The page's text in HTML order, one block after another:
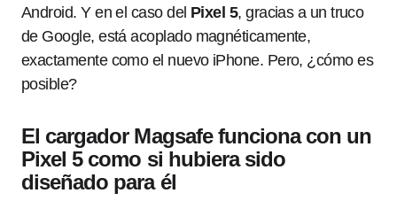
Android. Y en el caso del Pixel 5, gracias a un truco
de Google, está acoplado magnéticamente,
exactamente como el nuevo iPhone. Pero, ¿cómo es
posible?
El cargador Magsafe funciona con un
Pixel 5 como si hubiera sido
diseñado para él